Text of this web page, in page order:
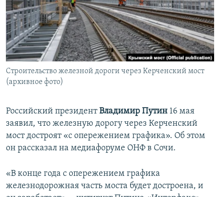
ПРОПАВШИЕ БЕЗ ВЕСТИ
ПОБЕДИТЕЛЕЙ НЕ СУДЯТ?
КРЫМ.НЕПОКОРЕННЫЙ
ELIFBE
УКРАИНСКАЯ ПРОБЛЕМА КРЫМА
ПРИСОЕДИНЯЙТЕСЬ!
Все сайты RFE/RL
Строительство железной дороги через Керченский мост
(архивное фото)
Российский президентВладимир Путин 16 мая
заявил, что железную дорогу через Керченский
мост достроят «с опережением графика». Об этом
он рассказал на медиафоруме ОНФ в Сочи.
«В конце года с опережением графика
железнодорожная часть моста будет достроена, и